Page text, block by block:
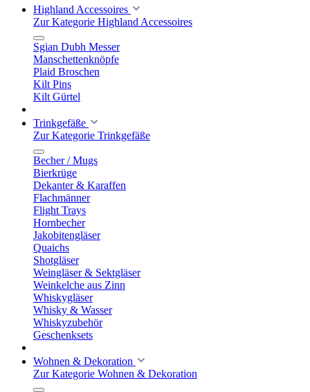
Highland Accessoires
Zur Kategorie Highland Accessoires
Sgian Dubh Messer
Manschettenknöpfe
Plaid Broschen
Kilt Pins
Kilt Gürtel
Trinkgefäße
Zur Kategorie Trinkgefäße
Becher / Mugs
Bierkrüge
Dekanter & Karaffen
Flachmänner
Flight Trays
Hornbecher
Jakobitengläser
Quaichs
Shotgläser
Weingläser & Sektgläser
Weinkelche aus Zinn
Whiskygläser
Whisky & Wasser
Whiskyzubehör
Geschenksets
Wohnen & Dekoration
Zur Kategorie Wohnen & Dekoration